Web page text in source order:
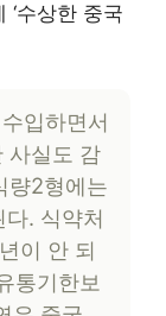
수상한 중국
입하면서
사실도 감
량2형에는
. 식약처
이 안 되
통기한보